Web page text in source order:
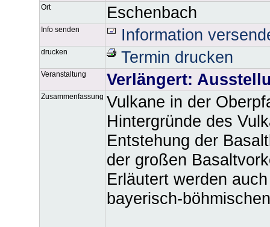
Ort Eschenbach
Info senden Information
drucken Termin drucken
Veranstaltung Verlängert:
Zusammenfassung Vulkane in der
Hintergründe des
Entstehung der
der großen
Erläutert werden
bayerisch-